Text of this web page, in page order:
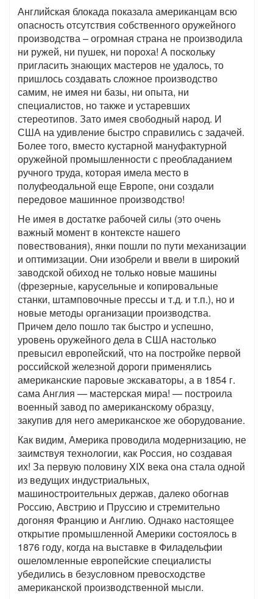
Английская блокада показала американцам всю
опасность отсутствия собственного оружейного
производства – огромная страна не производила
ни ружей, ни пушек, ни пороха! А поскольку
пригласить знающих мастеров не удалось, то
пришлось создавать сложное производство
самим, не имея ни базы, ни опыта, ни
специалистов, но также и устаревших
стереотипов. Зато имея свободный народ. И
США на удивление быстро справились с задачей.
Более того, вместо кустарной мануфактурной
оружейной промышленности с преобладанием
ручного труда, которая имела место в
полуфеодальной еще Европе, они создали
передовое машинное производство!
Не имея в достатке рабочей силы (это очень
важный момент в контексте нашего
повествования), янки пошли по пути механизации
и оптимизации. Они изобрели и ввели в широкий
заводской обиход не только новые машины
(фрезерные, карусельные и копировальные
станки, штамповочные прессы и т.д. и т.п.), но и
новые методы организации производства.
Причем дело пошло так быстро и успешно,
уровень оружейного дела в США настолько
превысил европейский, что на постройке первой
российской железной дороги применялись
американские паровые экскаваторы, а в 1854 г.
сама Англия — мастерская мира! — построила
военный завод по американскому образцу,
закупив для него американское же оборудование.
Как видим, Америка проводила модернизацию, не
заимствуя технологии, как Россия, но создавая
их! За первую половину XIX века она стала одной
из ведущих индустриальных,
машиностроительных держав, далеко обогнав
Россию, Австрию и Пруссию и стремительно
догоняя Францию и Англию. Однако настоящее
открытие промышленной Америки состоялось в
1876 году, когда на выставке в Филадельфии
ошеломленные европейские специалисты
убедились в безусловном превосходстве
американской производственной мысли.